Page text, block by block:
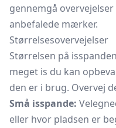
gennemgå
anbefalede mærker.
Størrelsesovervejelser
Størrelsen på
meget is du kan
den er i brug. Overvej
Små isspande:
eller hvor pladsen er